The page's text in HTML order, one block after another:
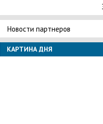
Новости партнеров
КАРТИНА ДНЯ